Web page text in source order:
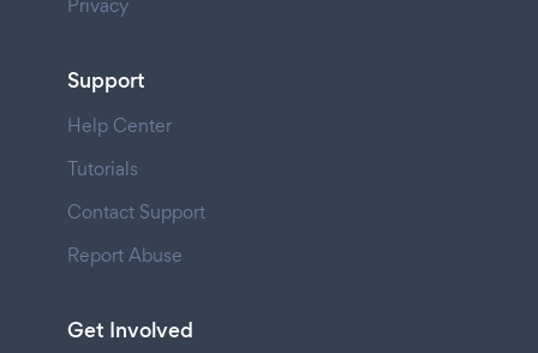
Support
Help Center
Tutorials
Contact Support
Report Abuse
Get Involved